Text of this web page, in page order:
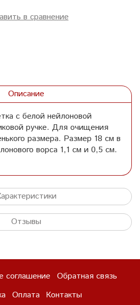
в сравнение
Описание
с белой нейлоновой
ручке. Для очищения
размера. Размер 18 см в
ворса 1,1 см и 0,5 см.
Отзывы
соглашение Обратная связь
Оплата Контакты